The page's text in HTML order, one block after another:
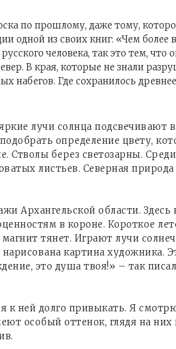
по прошлому, даже тому,
одной из своих книг: «Чем более
человека, так это тем,
В края, которые не знали
набегов. Где сохранилось
лучи солнца подсвечивают
определение цвету,
берез светозарны. Среди
листьев. Северная природа
Архангельской области. Здесь
в короне. Короткое
тянет. Играют лучи
картина художника.
это душа твоя!» – так
ней долго привыкать. Я
особый оттенок, глядя на них